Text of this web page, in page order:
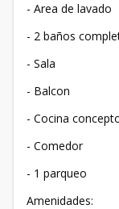
- Area de lavado
- 2 baños
- Sala
- Balcon
- Cocina
- Comedor
- ⁠1 parqueo
Amenidades: